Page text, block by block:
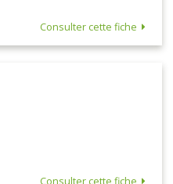
Consulter cette fiche